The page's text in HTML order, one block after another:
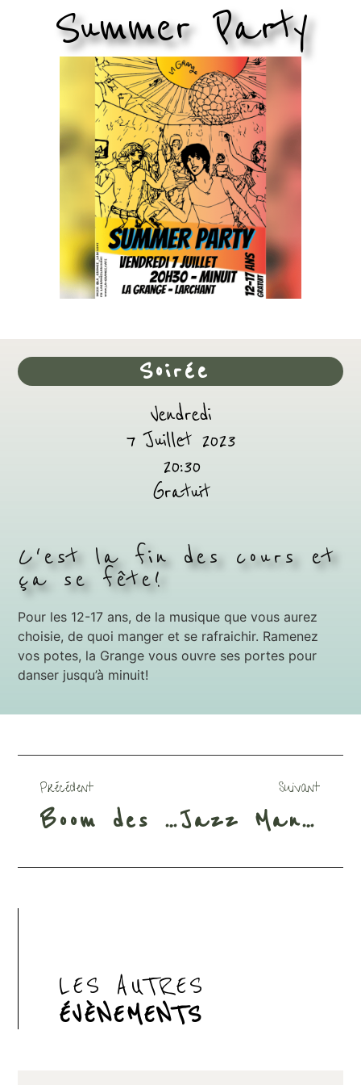
Summer Party
Soirée
Vendredi
7 Juillet 2023
20:30
Gratuit
C'est la fin des cours et
ça se fête!
Pour les 12-17 ans, de la musique que vous aurez
choisie, de quoi manger et se rafraichir. Ramenez
vos potes, la Grange vous ouvre ses portes pour
danser jusqu’à minuit!
Précédent
Boom des Enfants
Suivant
Jazz Manouche
LES AUTRES
ÉVÈNEMENTS